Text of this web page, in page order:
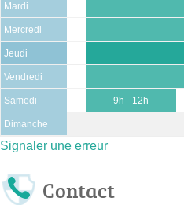
Mardi
Mercredi
Jeudi
Vendredi
Samedi 9h - 12h
Dimanche
Signaler une erreur
Contact